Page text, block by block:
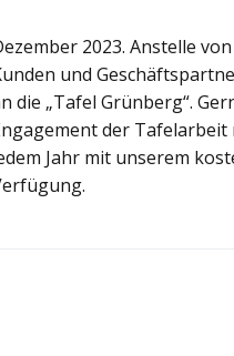
2023. Anstelle
und
die „Tafel Grünberg“.
der Tafelarbeit
Jahr mit unserem